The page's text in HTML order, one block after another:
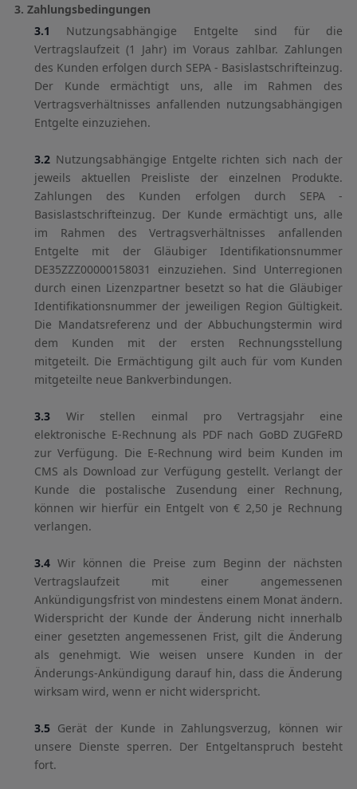
3. Zahlungsbedingungen
3.1
Nutzungsabhängige Entgelte sind für die
Vertragslaufzeit (1 Jahr) im Voraus zahlbar. Zahlungen
des Kunden erfolgen durch SEPA - Basislastschrifteinzug.
Der Kunde ermächtigt uns, alle im Rahmen des
Vertragsverhältnisses anfallenden nutzungsabhängigen
Entgelte einzuziehen.
3.2 Nutzungsabhängige Entgelte richten sich nach der
jeweils aktuellen Preisliste der einzelnen Produkte.
Zahlungen des Kunden erfolgen durch SEPA -
Basislastschrifteinzug. Der Kunde ermächtigt uns, alle
im Rahmen des Vertragsverhältnisses anfallenden
Entgelte mit der Gläubiger Identifikationsnummer
DE35ZZZ00000158031 einzuziehen. Sind Unterregionen
durch einen Lizenzpartner besetzt so hat die Gläubiger
Identifikationsnummer der jeweiligen Region Gültigkeit.
Die Mandatsreferenz und der Abbuchungstermin wird
dem Kunden mit der ersten Rechnungsstellung
mitgeteilt. Die Ermächtigung gilt auch für vom Kunden
mitgeteilte neue Bankverbindungen.
3.3 Wir stellen einmal pro Vertragsjahr eine
elektronische E-Rechnung als PDF nach GoBD ZUGFeRD
zur Verfügung. Die E-Rechnung wird beim Kunden im
CMS als Download zur Verfügung gestellt. Verlangt der
Kunde die postalische Zusendung einer Rechnung,
können wir hierfür ein Entgelt von € 2,50 je Rechnung
verlangen.
3.4 Wir können die Preise zum Beginn der nächsten
Vertragslaufzeit mit einer angemessenen
Ankündigungsfrist von mindestens einem Monat ändern.
Widerspricht der Kunde der Änderung nicht innerhalb
einer gesetzten angemessenen Frist, gilt die Änderung
als genehmigt. Wie weisen unsere Kunden in der
Änderungs-Ankündigung darauf hin, dass die Änderung
wirksam wird, wenn er nicht widerspricht.
3.5 Gerät der Kunde in Zahlungsverzug, können wir
unsere Dienste sperren. Der Entgeltanspruch besteht
fort.